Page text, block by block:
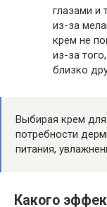
глазами и
из-за
крем не
из-за
близко
Выбирая крем для
потребности
питания,
Какого